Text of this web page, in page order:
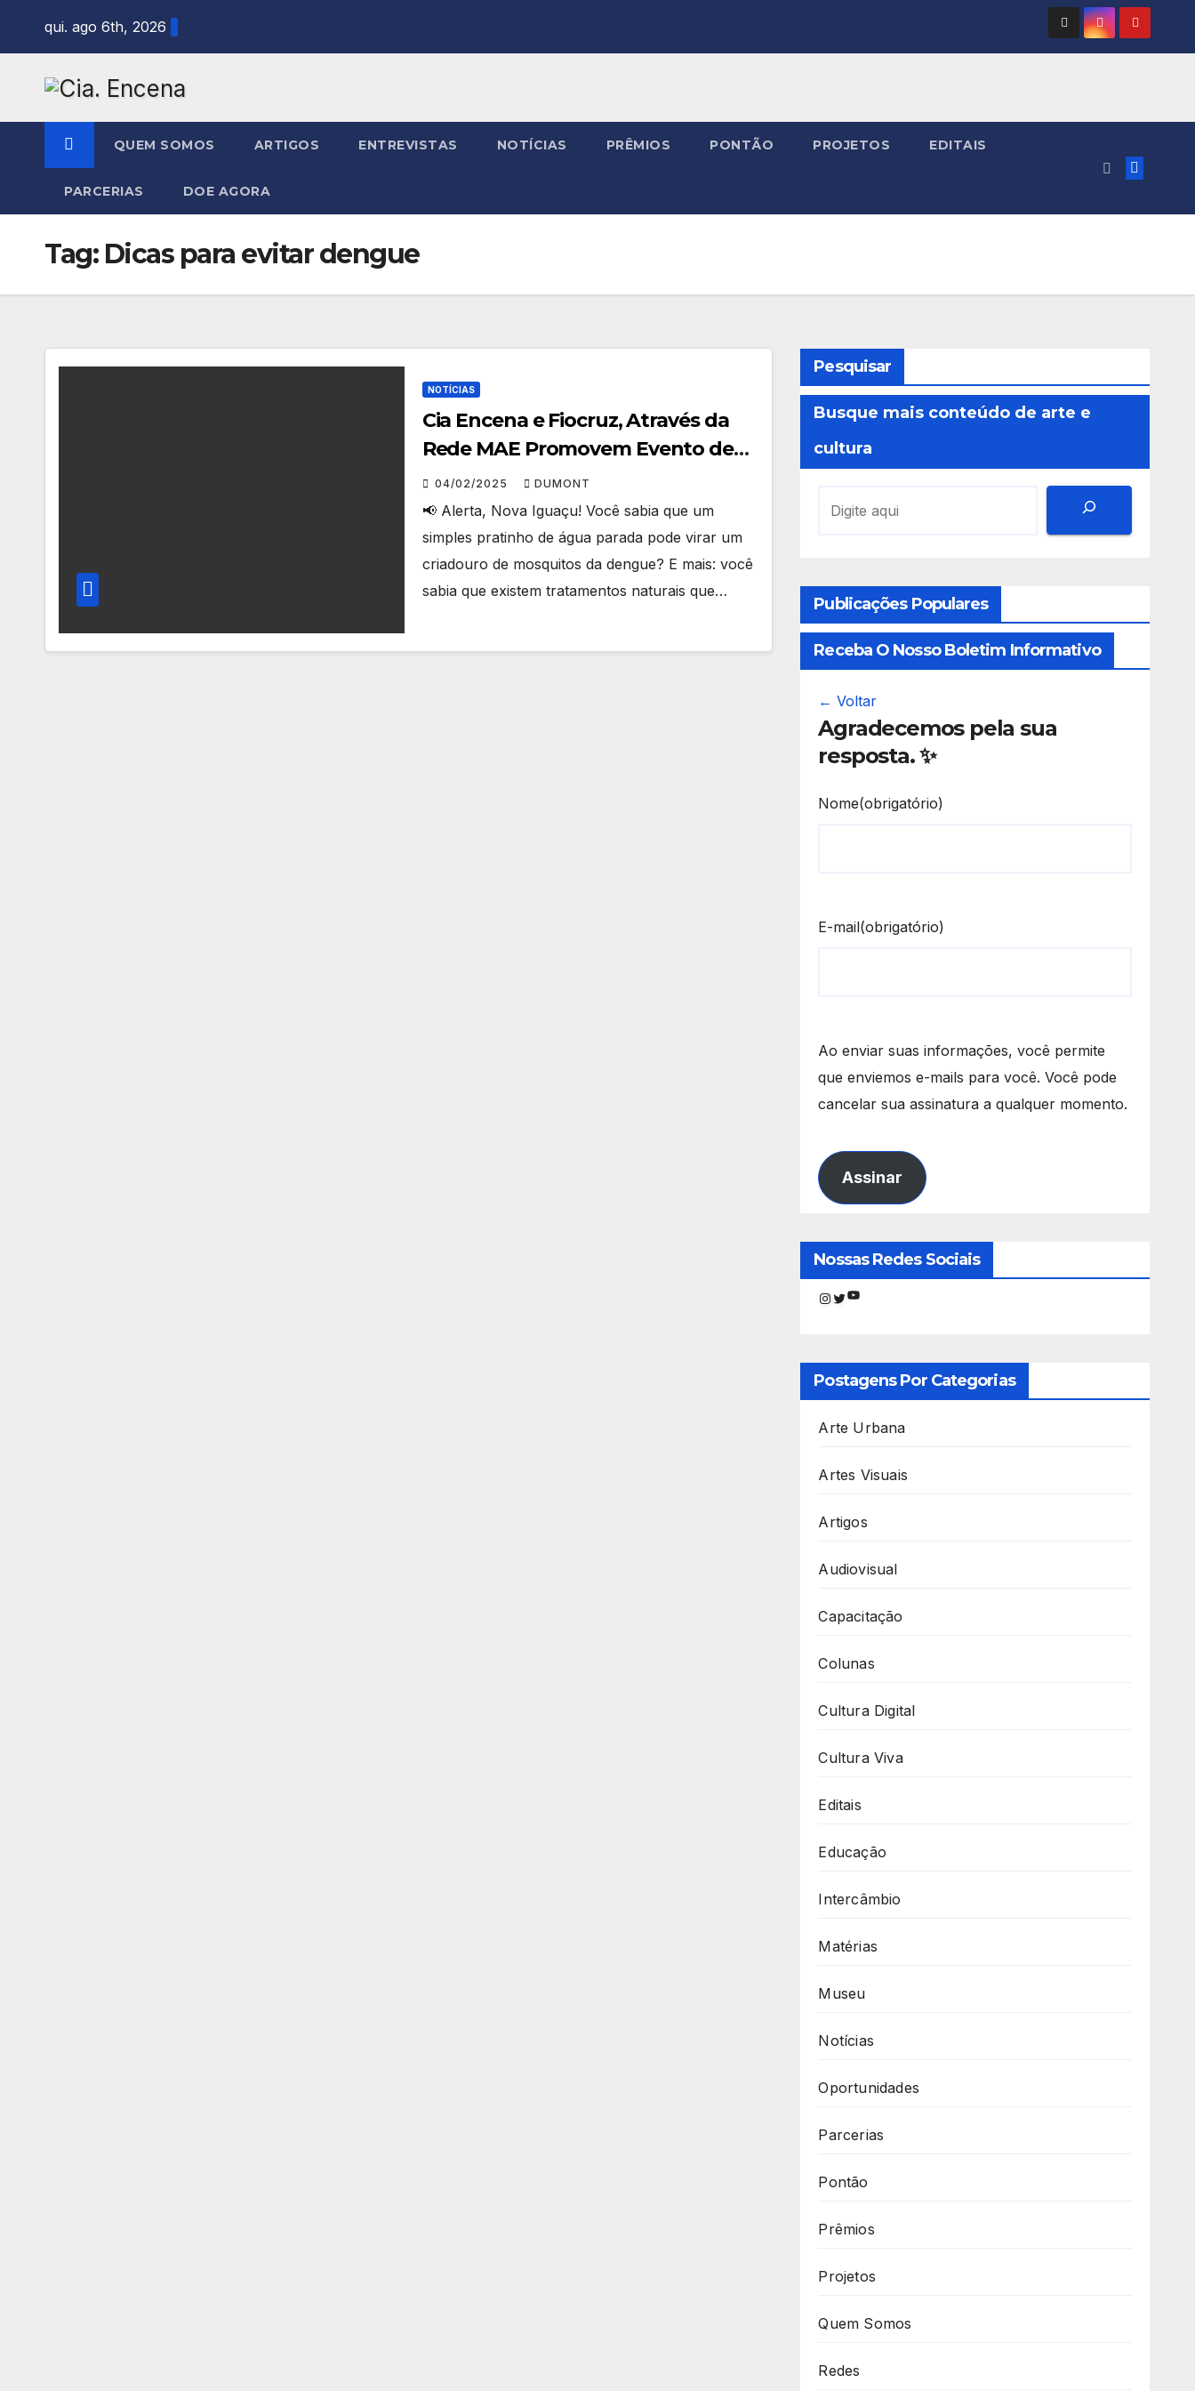
qui. ago 6th, 2026
QUEM SOMOS ARTIGOS ENTREVISTAS NOTÍCIAS PRÊMIOS PONTÃO PROJETOS EDITAIS
PARCERIAS DOE AGORA
Tag: Dicas para evitar dengue
NOTÍCIAS
Cia Encena e Fiocruz, Através da
Rede MAE Promovem Evento de
Prevenção Natural da Dengue no
CRAS Guandu com Participação da
Secretaria Municipal de Saúde e
Sedae
04/02/2025 DUMONT
📢 Alerta, Nova Iguaçu! Você sabia que um
simples pratinho de água parada pode virar um
criadouro de mosquitos da dengue? E mais: você
sabia que existem tratamentos naturais que…
Pesquisar
Busque mais conteúdo de arte e
cultura
Publicações Populares
Receba O Nosso Boletim Informativo
← Voltar
Agradecemos pela sua
resposta. ✨
Nome(obrigatório)
E-mail(obrigatório)
Ao enviar suas informações, você permite
que enviemos e-mails para você. Você pode
cancelar sua assinatura a qualquer momento.
Assinar
Nossas Redes Sociais
Instagram
Twitter
Youtube
Postagens Por Categorias
Arte Urbana
Artes Visuais
Artigos
Audiovisual
Capacitação
Colunas
Cultura Digital
Cultura Viva
Editais
Educação
Intercâmbio
Matérias
Museu
Notícias
Oportunidades
Parcerias
Pontão
Prêmios
Projetos
Quem Somos
Redes